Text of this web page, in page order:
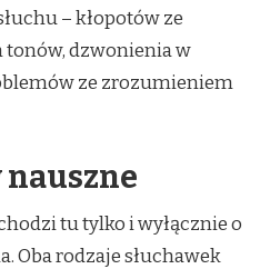
– kłopotów ze
tonów, dzwonienia w
ze zrozumieniem
nauszne
tu tylko i wyłącznie o
Oba rodzaje słuchawek